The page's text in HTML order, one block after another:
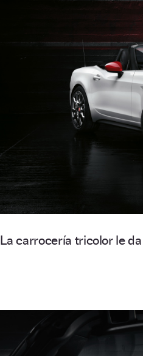
La carrocería tricolor le